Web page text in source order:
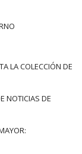
conjuntos
forma y
wzorów
haves tego
LA COLECCIÓN DE
NOTICIAS DE